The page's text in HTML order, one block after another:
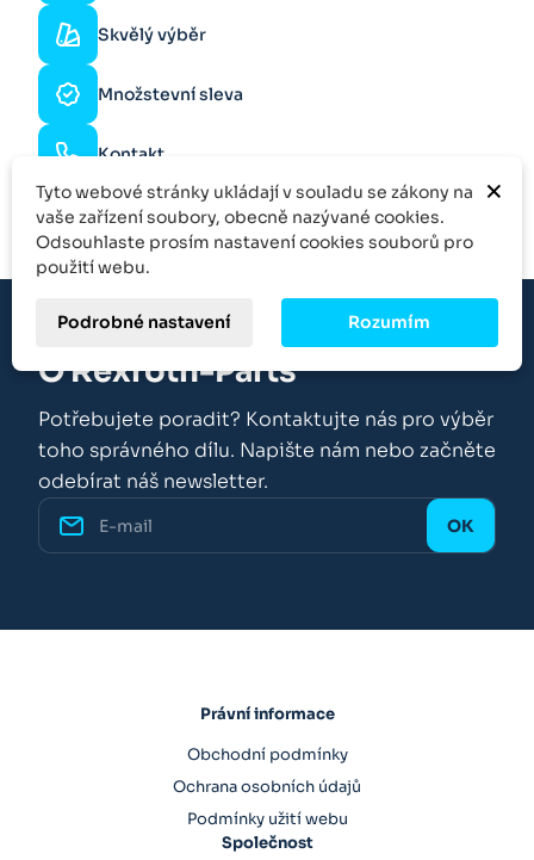
Skvělý výběr
Množstevní sleva
Kontakt
O Rexroth-Parts
Potřebujete poradit? Kontaktujte nás pro výběr
toho správného dílu. Napište nám nebo začněte
odebírat náš newsletter.
Právní informace
Obchodní podmínky
Ochrana osobních údajů
Podmínky užití webu
Společnost
×
Tyto webové stránky ukládají v souladu se zákony na
vaše zařízení soubory, obecně nazývané cookies.
Odsouhlaste prosím nastavení cookies souborů pro
použití webu.
Podrobné nastavení Rozumím